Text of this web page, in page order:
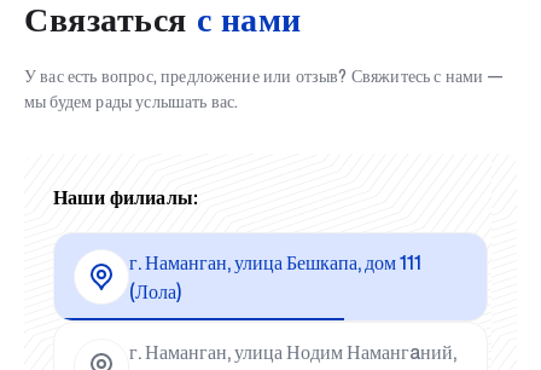
Связаться с нами
У вас есть вопрос, предложение или отзыв? Свяжитесь с нами —
мы будем рады услышать вас.
Наши филиалы:
г. Наманган, улица Бешкапа, дом 111
(Лола)
г. Наманган, улица Нодим Намангaний,